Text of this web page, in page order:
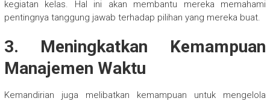
kegiatan kelas. Hal ini akan membantu mereka memahami
pentingnya tanggung jawab terhadap pilihan yang mereka buat.
3. Meningkatkan Kemampuan
Manajemen Waktu
Kemandirian juga melibatkan kemampuan untuk mengelola